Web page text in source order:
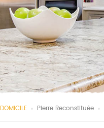
DOMICILE Pierre Reconstituée